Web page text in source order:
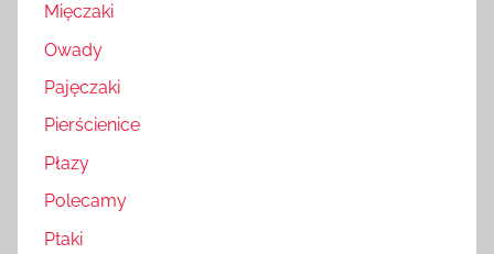
Mięczaki
Owady
Pajęczaki
Pierścienice
Płazy
Polecamy
Ptaki